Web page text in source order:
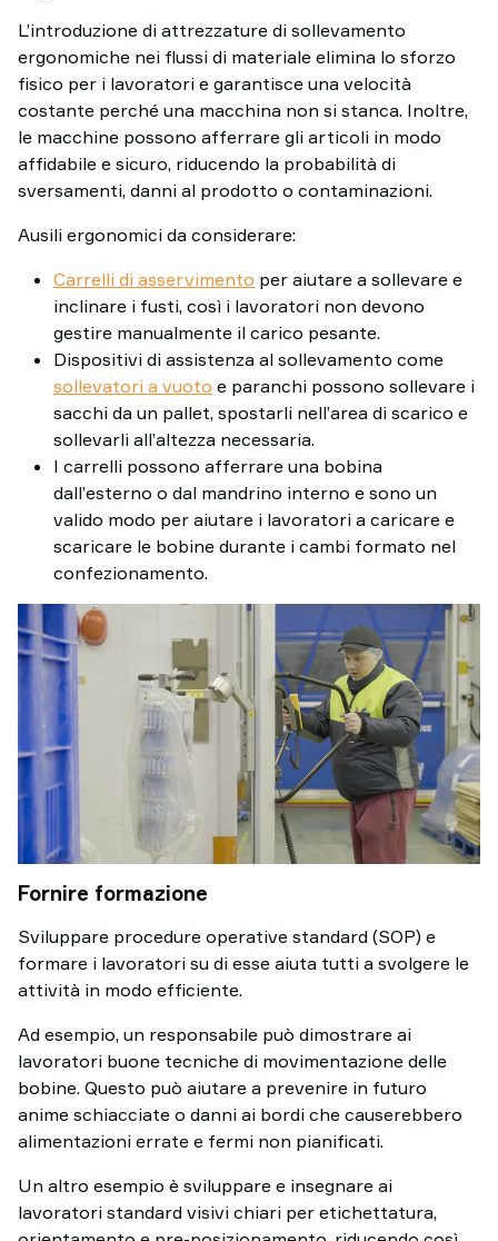
L’introduzione di attrezzature di sollevamento
ergonomiche nei flussi di materiale elimina lo sforzo
fisico per i lavoratori e garantisce una velocità
costante perché una macchina non si stanca. Inoltre,
le macchine possono afferrare gli articoli in modo
affidabile e sicuro, riducendo la probabilità di
sversamenti, danni al prodotto o contaminazioni.
Ausili ergonomici da considerare:
Carrelli di asservimento per aiutare a sollevare e
inclinare i fusti, così i lavoratori non devono
gestire manualmente il carico pesante.
Dispositivi di assistenza al sollevamento come
sollevatori a vuoto e paranchi possono sollevare i
sacchi da un pallet, spostarli nell’area di scarico e
sollevarli all’altezza necessaria.
I carrelli possono afferrare una bobina
dall’esterno o dal mandrino interno e sono un
valido modo per aiutare i lavoratori a caricare e
scaricare le bobine durante i cambi formato nel
confezionamento.
Fornire formazione
Sviluppare procedure operative standard (SOP) e
formare i lavoratori su di esse aiuta tutti a svolgere le
attività in modo efficiente.
Ad esempio, un responsabile può dimostrare ai
lavoratori buone tecniche di movimentazione delle
bobine. Questo può aiutare a prevenire in futuro
anime schiacciate o danni ai bordi che causerebbero
alimentazioni errate e fermi non pianificati.
Un altro esempio è sviluppare e insegnare ai
lavoratori standard visivi chiari per etichettatura,